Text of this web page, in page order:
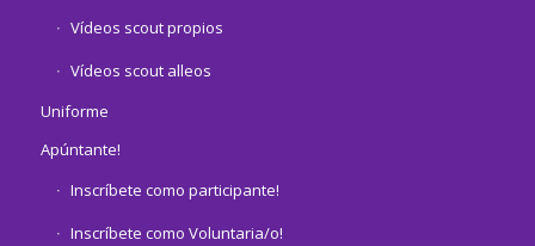
Vídeos scout propios
Vídeos scout alleos
Uniforme
Apúntante!
Inscríbete como participante!
Inscríbete como Voluntaria/o!